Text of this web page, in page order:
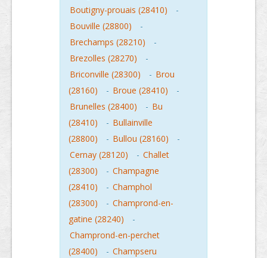
Boutigny-prouais (28410)
-
Bouville (28800)
-
Brechamps (28210)
-
Brezolles (28270)
-
Briconville (28300)
- Brou
(28160)
- Broue (28410)
-
Brunelles (28400)
- Bu
(28410)
- Bullainville
(28800)
- Bullou (28160)
-
Cernay (28120)
- Challet
(28300)
- Champagne
(28410)
- Champhol
(28300)
- Champrond-en-
gatine (28240)
-
Champrond-en-perchet
(28400)
- Champseru